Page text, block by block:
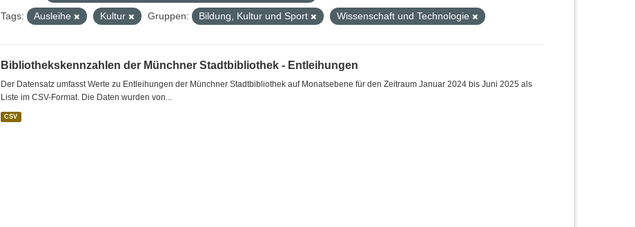
Tags:
Ausleihe Kultur Gruppen: Bildung, Kultur und Sport Wissenschaft und Technologie
Bibliothekskennzahlen der Münchner Stadtbibliothek - Entleihungen
Der Datensatz umfasst Werte zu Entleihungen der Münchner Stadtbibliothek auf Monatsebene für den Zeitraum Januar 2024 bis Juni 2025 als
Liste im CSV-Format. Die Daten wurden von...
CSV